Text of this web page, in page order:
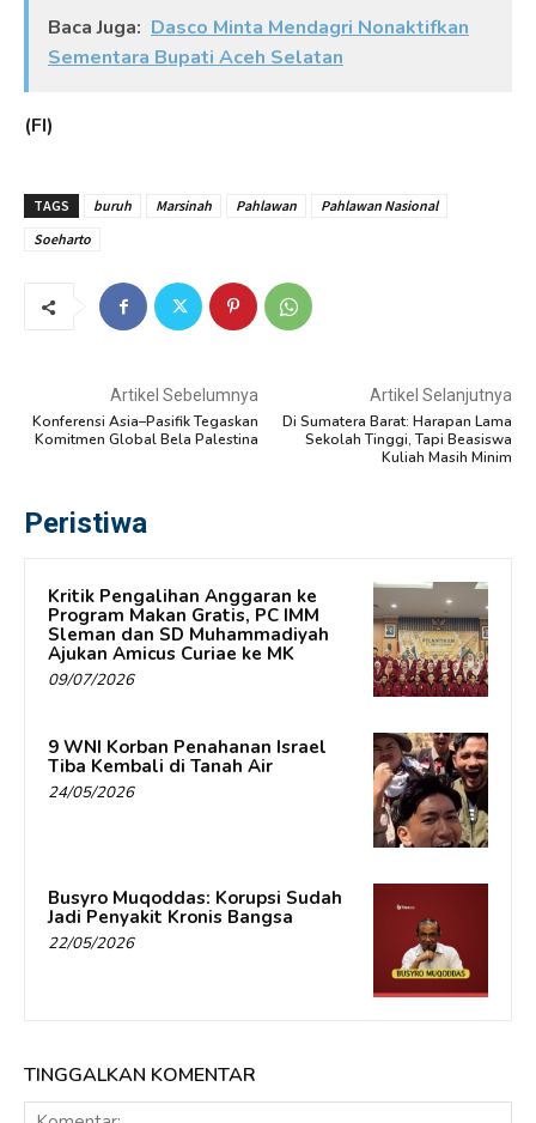
Baca Juga: Dasco Minta Mendagri Nonaktifkan
Sementara Bupati Aceh Selatan
(FI)
TAGS buruh Marsinah Pahlawan
Pahlawan Nasional
Soeharto
Artikel Sebelumnya
Konferensi Asia–Pasifik Tegaskan
Komitmen Global Bela Palestina
Artikel Selanjutnya
Di Sumatera Barat: Harapan Lama
Sekolah Tinggi, Tapi Beasiswa
Kuliah Masih Minim
Peristiwa
Kritik Pengalihan Anggaran ke
Program Makan Gratis, PC IMM
Sleman dan SD Muhammadiyah
Ajukan Amicus Curiae ke MK
09/07/2026
9 WNI Korban Penahanan Israel
Tiba Kembali di Tanah Air
24/05/2026
Busyro Muqoddas: Korupsi Sudah
Jadi Penyakit Kronis Bangsa
22/05/2026
TINGGALKAN KOMENTAR